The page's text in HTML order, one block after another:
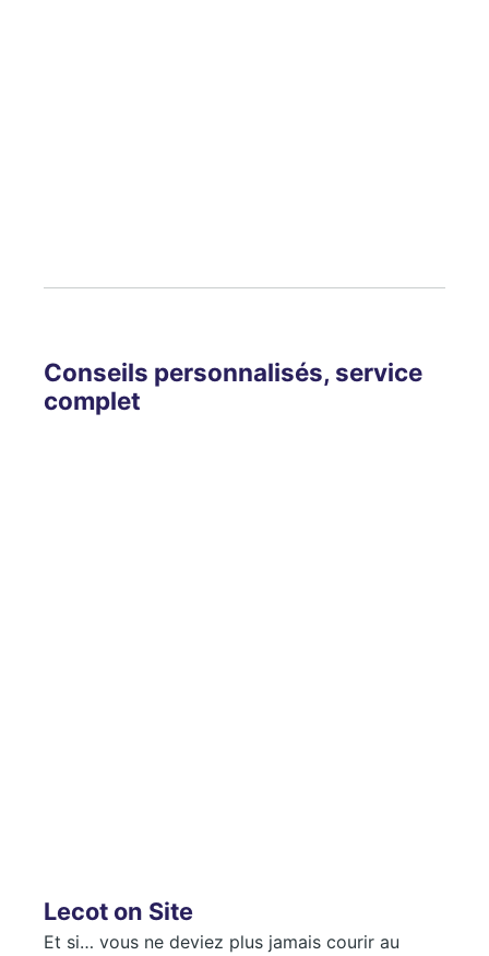
Conseils personnalisés, service
complet
Lecot on Site
Et si… vous ne deviez plus jamais courir au